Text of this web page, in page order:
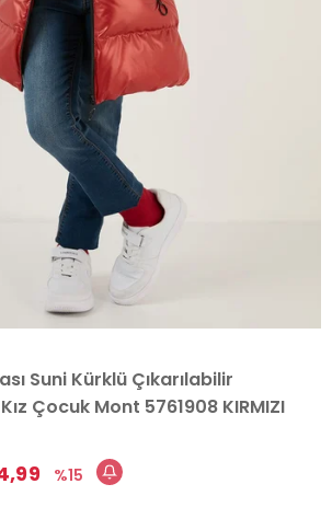
Suni Kürklü Çıkarılabilir
Çocuk Mont 5761908 KIRMIZI
15